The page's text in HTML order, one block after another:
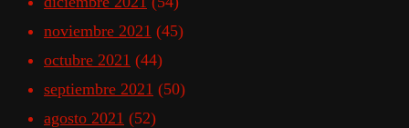
noviembre 2021 (45)
octubre 2021 (44)
septiembre 2021 (50)
agosto 2021 (52)